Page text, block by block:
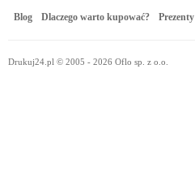
Blog Dlaczego warto kupować? Prezenty
Drukuj24.pl © 2005 - 2026 Oflo sp. z o.o.